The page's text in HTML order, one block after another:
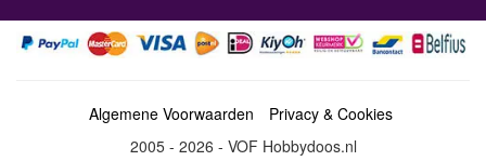
Algemene Voorwaarden
Privacy & Cookies
2005 - 2026 - VOF Hobbydoos.nl